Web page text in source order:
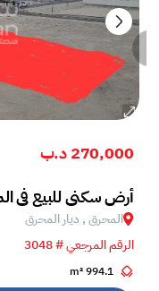
270,000 د.ب
أرض سكني للبيع في
المحرق , ديار المحرق
الرقم المرجعي # 3048
994.1 m²